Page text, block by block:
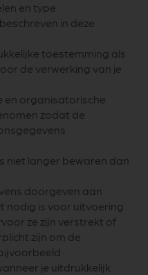
en type
in deze
toestemming als
de verwerking van je
en organisatorische
zodat de
niet langer bewaren dan
doorgeven aan
nodig is voor uitvoering
ze zijn verstrekt of
zijn om de
je uitdrukkelijk